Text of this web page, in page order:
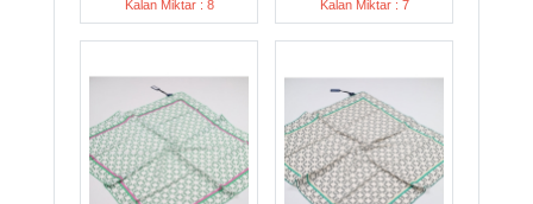
Kalan Miktar : 8 Kalan Miktar : 7